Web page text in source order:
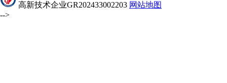
高新技术企业GR202433002203 网站地图
-->